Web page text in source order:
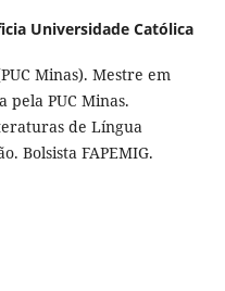
Universidade Católica
Minas). Mestre em
PUC Minas.
de Língua
Bolsista FAPEMIG.